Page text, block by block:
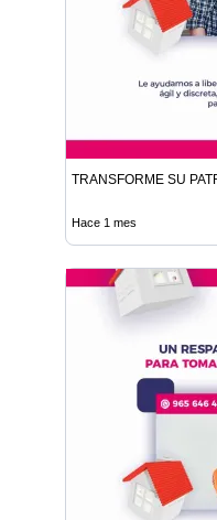
TRANSFORME SU
Hace 1 mes